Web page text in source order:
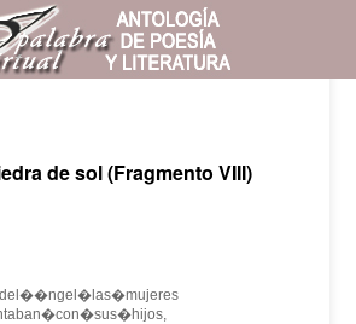
de sol (Fragmento VIII)